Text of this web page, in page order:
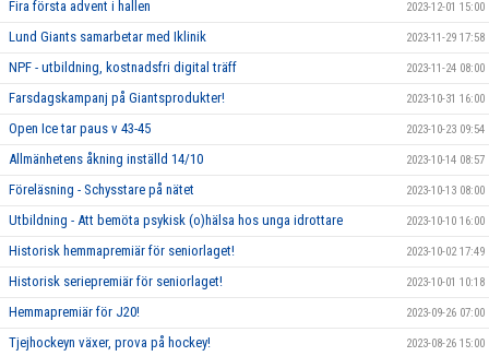
Fira första advent i hallen 2023-12-01 15:00
Lund Giants samarbetar med Iklinik 2023-11-29 17:58
NPF - utbildning, kostnadsfri digital träff 2023-11-24 08:00
Farsdagskampanj på Giantsprodukter! 2023-10-31 16:00
Open Ice tar paus v 43-45 2023-10-23 09:54
Allmänhetens åkning inställd 14/10 2023-10-14 08:57
Föreläsning - Schysstare på nätet 2023-10-13 08:00
Utbildning - Att bemöta psykisk (o)hälsa hos unga idrottare 2023-10-10 16:00
Historisk hemmapremiär för seniorlaget! 2023-10-02 17:49
Historisk seriepremiär för seniorlaget! 2023-10-01 10:18
Hemmapremiär för J20! 2023-09-26 07:00
Tjejhockeyn växer, prova på hockey! 2023-08-26 15:00